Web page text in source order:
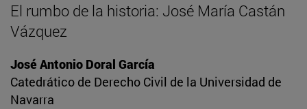
El rumbo de la historia: José María Castán
Vázquez
José Antonio Doral García
Catedrático de Derecho Civil de la Universidad de
Navarra